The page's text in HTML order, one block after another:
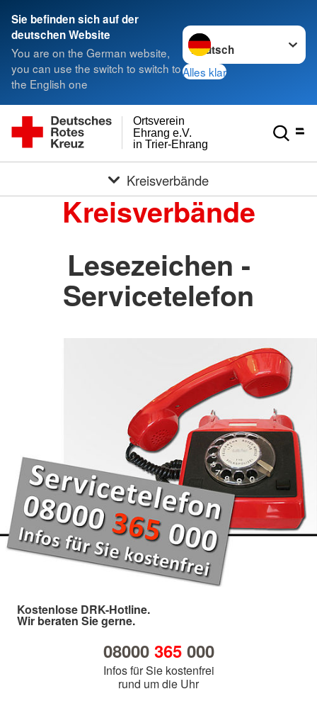
Sie befinden sich auf der
deutschen Website
You are on the German website,
you can use the switch to switch to
the English one
Sprache wechseln zu
Alles klar
in Trier-Ehrang
Ehrang e.V.
Ortsverein
Kreisverbände
Kreisverbände
Lesezeichen -
Servicetelefon
Kostenlose DRK-Hotline.
Wir beraten Sie gerne.
08000 365000
Infos für Sie kostenfrei
rund um die Uhr